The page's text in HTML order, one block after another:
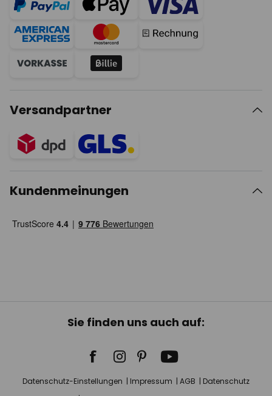
Versandpartner
Kundenmeinungen
Sie finden uns auch auf:
Datenschutz-Einstellungen Impressum AGB
Datenschutz